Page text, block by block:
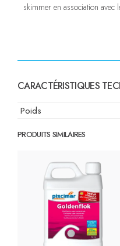
skimmer en association avec
CARACTÉRISTIQUES
Poids
PRODUITS SIMILAIRES